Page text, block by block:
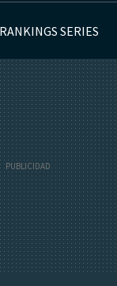
RANKINGS SERIES